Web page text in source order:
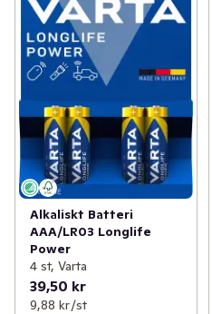
Alkaliskt Batteri
AAA/LR03 Longlife
Power
4 st, Varta
39,50 kr
9,88 kr /st